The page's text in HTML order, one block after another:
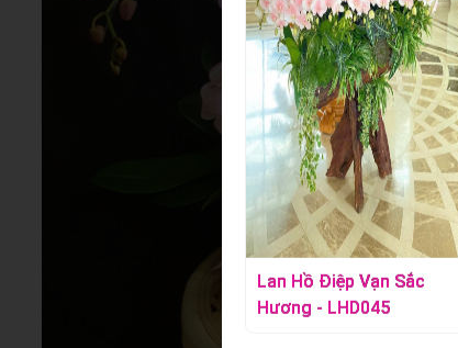
Lan Hồ Điệp Huyền Ngọc
Lan Hồ Điệp Vạn Sắc
Hương - LHD045